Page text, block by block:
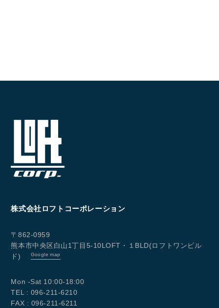
LINEでお問い合わせ
096-211-6210
株式会社ロフトコーポレーション
〒862-0959
熊本市中央区白山1丁目5-10LOFT・１BLD(ロフトワンビル
ド)
Google map
Mon -Sat 10:00-18:00
TEL : 096-211-6210
FAX : 096-211-6211